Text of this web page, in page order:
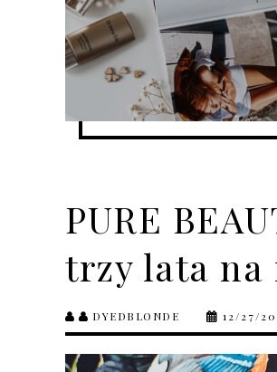
PURE
trzy lata na
DYEDBLONDE 12/27/